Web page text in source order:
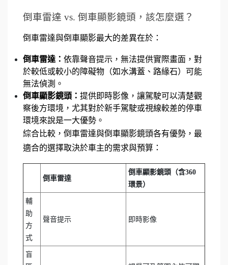
倒車雷達 vs. 倒車顯影鏡頭，該怎麼選？
倒車雷達與倒車顯影最大的差異在於：
倒車雷達： 依靠聲音提示，無法提供實際畫面，對
於較低或較小的障礙物（如水溝蓋、路緣石）可能
無法偵測。
倒車顯影鏡頭： 提供即時影像，讓駕駛可以清楚觀
察後方環境，尤其對於新手駕駛或視線較差的停車
環境來說是一大優勢。
綜合比較，倒車雷達與倒車顯影鏡頭各有優勢，最
適合的選擇取決於車主的需求與預算：
倒車雷達
倒車顯影鏡頭（含360
環景）
輔
助
方
式
聲音提示 即時影像
盲